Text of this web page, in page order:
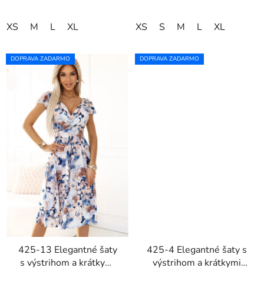
XS M L XL XS S M L XL
DOPRAVA ZADARMO
425-13 Elegantné šaty
s výstrihom a krátkymi
DOPRAVA ZADARMO
425-4 Elegantné šaty s
výstrihom a krátkymi